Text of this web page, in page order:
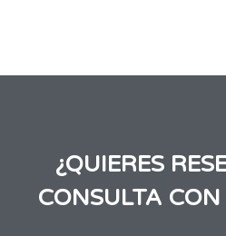
¿QUIERES
CONSULTA